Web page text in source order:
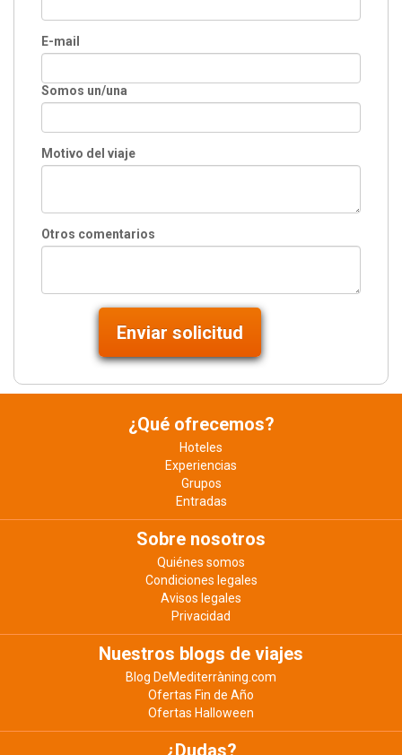
E-mail
Somos un/una
Motivo del viaje
Otros comentarios
¿Qué ofrecemos?
Hoteles
Experiencias
Grupos
Entradas
Sobre nosotros
Quiénes somos
Condiciones legales
Avisos legales
Privacidad
Nuestros blogs de viajes
Blog DeMediterràning.com
Ofertas Fin de Año
Ofertas Halloween
¿Dudas?